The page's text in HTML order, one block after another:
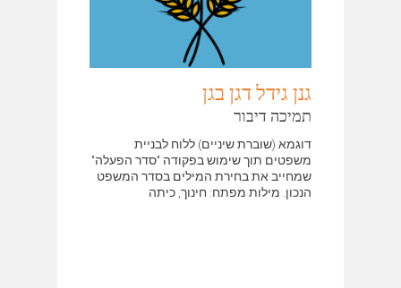
גנן גידל דגן בגן
תמיכה דיבור
דוגמא (שוברת שיניים) ללוח לבניית
משפטים תוך שימוש בפקודה "סדר הפעלה"
שמחייב את בחירת המילים בסדר המשפט
הנכון. מילות מפתח: חינוך, כיתה